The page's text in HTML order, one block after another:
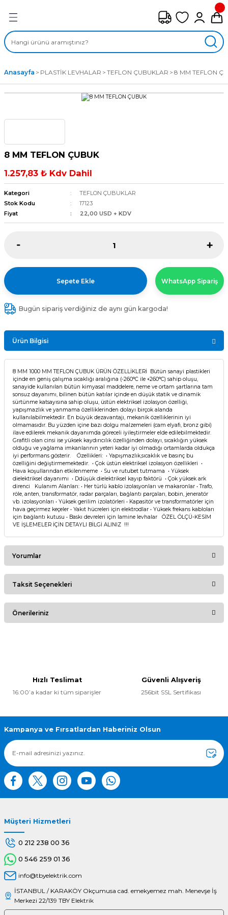
ÇEŞİTLERİ
FANLAR
FANLAR
Anasayfa PLASTİK LEVHALAR TEFLON ÇUBUKLAR 8 MM TEFLON
8 MM TEFLON ÇUBUK
1.257,83 ₺ Kdv Dahil
Kategori
TEFLON ÇUBUKLAR
Stok Kodu
17123
Fiyat
22,00 USD + KDV
Sepete Ekle WhatsApp Sipariş
Bugün sipariş verdiğiniz de aynı gün kargoda!
Ürün Bilgisi
8 MM 1000 MM TEFLON ÇUBUK ÜRÜN ÖZELLİKLERİ Bütün sanayi plastikleri
içinde en geniş çalışma sıcaklığı aralığına (-260°C ile +260°C) sahip oluşu,
sanayide kullanılan bütün kimyasal maddelere, neme ve ortam şartlarına tam
sonsuz dayanımı, bilinen bütün katılar içinde en düşük statik ve dinamik
sürtünme katsayısına sahip oluşu, üstün elektriksel izolasyon özelliği,
yapışmazlık ve yanmama özelliklerinden dolayı birçok alanda
kullanılabilmektedir. En büyük dezavantajı, mekanik özelliklerinin iyi
olmamasıdır. Bu yüzden içine bazı dolgu malzemeleri (cam elyafı, bronz gibi)
ilave edilerek mekanik dayanımda göreceli iyileştirmeler elde edilebilmektedir.
Grafitli olan cinsi ise yüksek kaydırıcılık özelliğinden dolayı, sıcaklığın yüksek
olduğu ve yağlama imkanlarının yeteri kadar iyi olmadığı ortamlarda oldukça
iyi performans gösterir. Özellikleri: • Yapışmazlık,sıcaklık ve basınç bu
özelliğini değiştirmemektedir. • Çok üstün elektriksel izolasyon özellikleri •
Hava koşullarından etkilenmeme • Su ve rutubet tutmama • Yüksek
dielektriksel dayanımı • Ddüşük dielektriksel kayıp faktörü • Çok yüksek ark
direnci Kulanım Alanları: • Her türlü kablo izolasyonları ve makaronlar • Trafo,
röle, anten, transformatör, radar parçaları, bağlantı parçaları, bobin, jeneratör
vb. izolasyonları • Yüksek gerilim izolatörleri • Kapasitör ve transformatörler için
hava geçirmez keçeler • Yakıt hücreleri için elektrodlar • Yüksek frekans kabloları
için bağlantı kutusu • Baskı devreleri için lamine levhalar ÖZEL ÖLÇÜ-KESİM
VE İŞLEMELER İÇİN DETAYLI BİLGİ ALINIZ !!!
Yorumlar
Bu ürüne ilk yorumu siz yapın!
Taksit Seçenekleri
Önerileriniz
Ürün bilgilerinde hatalar bulunuyor.
Ürün fiyatı diğer sitelerden daha pahalı.
Bu ürüne benzer farklı alternatifler olmalı.
Hızlı Teslimat
16:00’a kadar ki tüm siparişler
Güvenli Alışveriş
256bit SSL Sertifikası
Kampanya ve Fırsatlardan Haberiniz Olsun
Müşteri Hizmetleri
0 212 238 00 36
0 546 259 01 36
info@tbyelektrik.com
İSTANBUL / KARAKÖY Okçumusa cad. emekyemez mah. Menevşe İş
Merkezi 22/139 TBY Elektrik